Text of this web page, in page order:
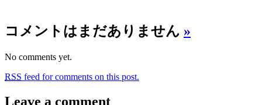
コメントはまだありません »
No comments yet.
RSS feed for comments on this post.
Leave a comment